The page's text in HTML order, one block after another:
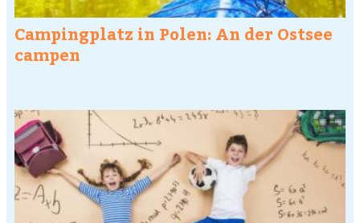
Campingplatz in Polen: An der Ostsee
campen